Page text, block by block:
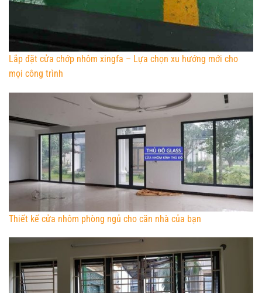
Lắp đặt cửa chớp nhôm xingfa – Lựa chọn xu hướng mới cho
mọi công trình
Thiết kế cửa nhôm phòng ngủ cho căn nhà của bạn